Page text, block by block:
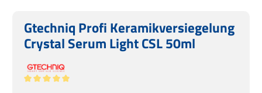
Gtechniq Profi Keramikversiegelung
Crystal Serum Light CSL 50ml